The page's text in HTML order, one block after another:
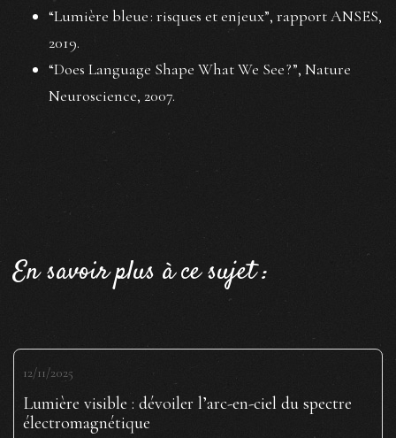
“Lumière bleue : risques et enjeux”, rapport ANSES,
2019.
“Does Language Shape What We See ?”, Nature
Neuroscience, 2007.
En savoir plus à ce sujet :
12/11/2025
Lumière visible : dévoiler l’arc-en-ciel du spectre
électromagnétique